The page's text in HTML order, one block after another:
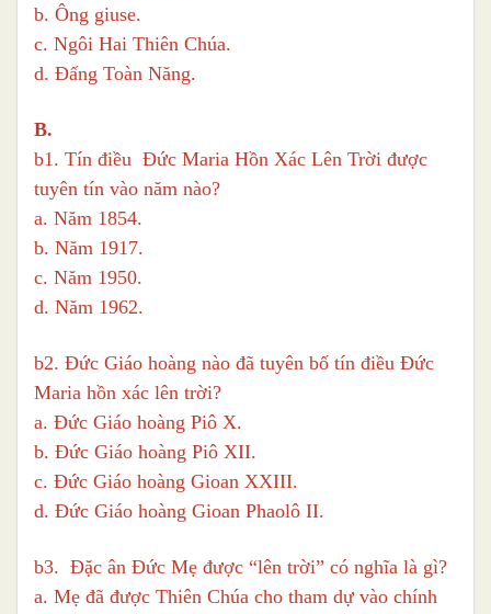
b. Ông giuse.
c. Ngôi Hai Thiên Chúa.
d. Đấng Toàn Năng.
B.
b1. Tín điều Đức Maria Hồn Xác Lên Trời được
tuyên tín vào năm nào?
a. Năm 1854.
b. Năm 1917.
c. Năm 1950.
d. Năm 1962.
b2. Đức Giáo hoàng nào đã tuyên bố tín điều Đức
Maria hồn xác lên trời?
a. Đức Giáo hoàng Piô X.
b. Đức Giáo hoàng Piô XII.
c. Đức Giáo hoàng Gioan XXIII.
d. Đức Giáo hoàng Gioan Phaolô II.
b3. Đặc ân Đức Mẹ được “lên trời” có nghĩa là gì?
a. Mẹ đã được Thiên Chúa cho tham dự vào chính